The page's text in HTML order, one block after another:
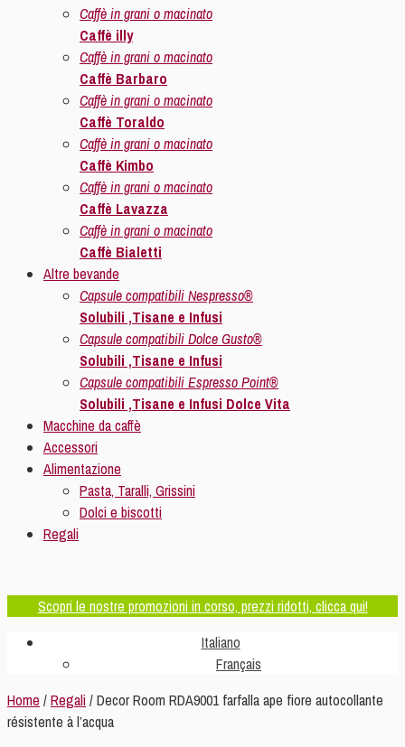
Caffè in grani o macinato
Caffè illy
Caffè in grani o macinato
Caffè Barbaro
Caffè in grani o macinato
Caffè Toraldo
Caffè in grani o macinato
Caffè Kimbo
Caffè in grani o macinato
Caffè Lavazza
Caffè in grani o macinato
Caffè Bialetti
Altre bevande
Capsule compatibili Nespresso®
Solubili ,Tisane e Infusi
Capsule compatibili Dolce Gusto®
Solubili ,Tisane e Infusi
Capsule compatibili Espresso Point®
Solubili ,Tisane e Infusi Dolce Vita
Macchine da caffè
Accessori
Alimentazione
Pasta, Taralli, Grissini
Dolci e biscotti
Regali
Scopri le nostre promozioni in corso, prezzi ridotti, clicca qui!
Italiano
Français
Home /Regali/ Decor Room RDA9001 farfalla ape fiore autocollante
résistente à l’acqua